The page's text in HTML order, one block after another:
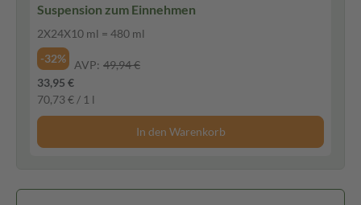
Suspension zum Einnehmen
2X24X10 ml = 480 ml
-32%
AVP: 49,94 €
33,95 €
70,73 € / 1 l
In den Warenkorb